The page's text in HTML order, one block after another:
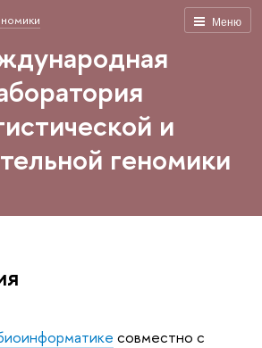
Меню
и
геномики
совместно с